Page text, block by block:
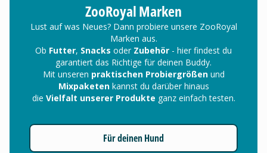
ZooRoyal Marken
Lust auf was Neues? Dann probiere unsere ZooRoyal
Marken aus.
Ob Futter, Snacks oder Zubehör - hier findest du
garantiert das Richtige für deinen Buddy.
Mit unseren praktischen Probiergrößenund
Mixpaketen kannst du darüber hinaus
die Vielfalt unserer Produkte ganz einfach testen.
Für deinen Hund